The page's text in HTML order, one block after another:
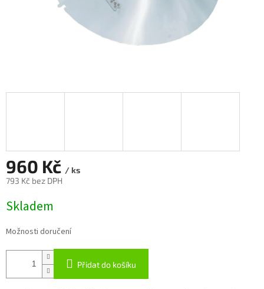
960 Kč / ks
793 Kč bez DPH
cena:
Skladem
Možnosti doručení
Přidat do košíku